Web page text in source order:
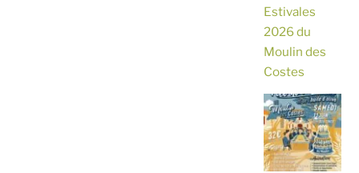
Estivales
2026 du
Moulin des
Costes